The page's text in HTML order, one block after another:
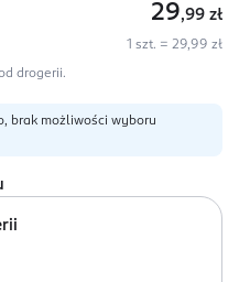
29,99 zł
1 szt. = 29,99 zł
drogerii.
brak możliwości wyboru